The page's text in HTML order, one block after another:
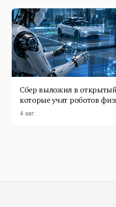
Сбер выложил в
которые учат роботов
4 авг.